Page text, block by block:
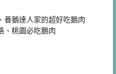
養鵝達人家的超好吃鵝肉
、桃園必吃鵝肉